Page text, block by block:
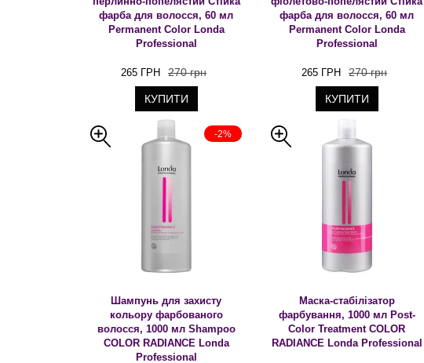
фарба для волосся, 60 мл
Permanent Color Londa
Professional
265 ГРН 270 грн
КУПИТИ
фарба для волосся, 60 мл
Permanent Color Londa
Professional
265 ГРН 270 грн
КУПИТИ
-2%
Шампунь для захисту
кольору фарбованого
волосся, 1000 мл Shampoo
COLOR RADIANCE Londa
Professional
Маска-стабілізатор
фарбування, 1000 мл Post-
Color Treatment COLOR
RADIANCE Londa Professional